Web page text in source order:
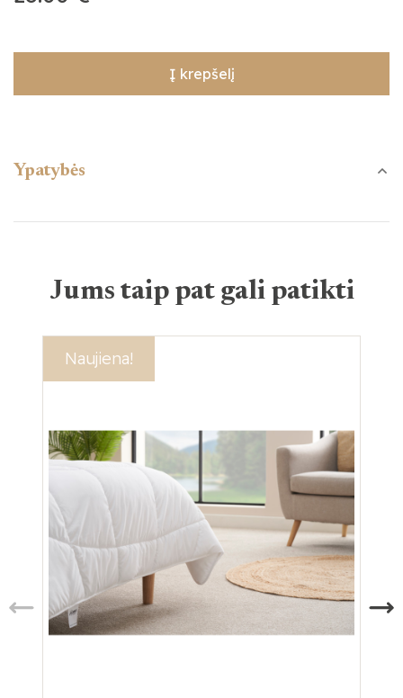
Į krepšelį
Ypatybės
Jums taip pat gali patikti
Akcija!
Naujiena!